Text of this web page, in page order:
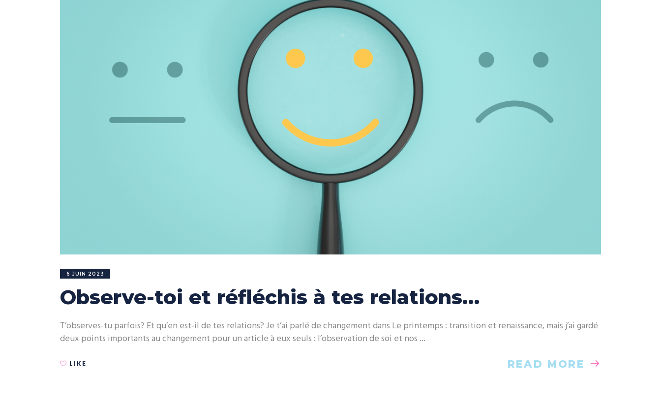
6 JUIN 2023
Observe-toi et réfléchis à tes relations…
T’observes-tu parfois? Et qu’en est-il de tes relations? Je t’ai parlé de changement dans Le printemps : transition et renaissance, mais j’ai gardé
deux points importants au changement pour un article à eux seuls : l’observation de soi et nos
LIKE READ MORE